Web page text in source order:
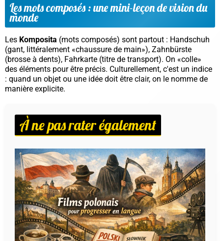
Les mots composés : une mini-leçon de vision du
monde
Les Komposita (mots composés) sont partout : Handschuh
(gant, littéralement «chaussure de main»), Zahnbürste
(brosse à dents), Fahrkarte (titre de transport). On «colle»
des éléments pour être précis. Culturellement, c'est un indice
: quand un objet ou une idée doit être clair, on le nomme de
manière explicite.
À ne pas rater également